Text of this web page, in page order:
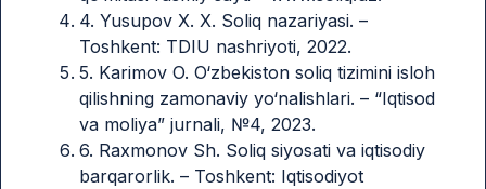
4. Yusupov X. X. Soliq nazariyasi. –
Toshkent: TDIU nashriyoti, 2022.
5. Karimov O. O‘zbekiston soliq tizimini isloh
qilishning zamonaviy yo‘nalishlari. – “Iqtisod
va moliya” jurnali, №4, 2023.
6. Raxmonov Sh. Soliq siyosati va iqtisodiy
barqarorlik. – Toshkent: Iqtisodiyot